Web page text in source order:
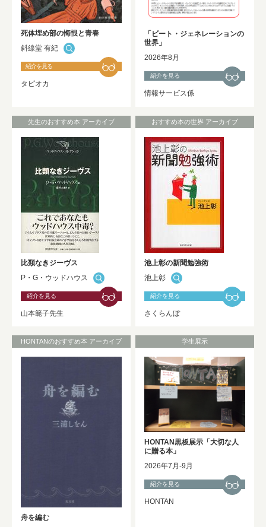
死体埋め部の悔恨と青春
斜線堂 有紀
紹介を見る
タピオカ
「ビート・ジェネレーションの
世界」
2026年8月
紹介を見る
情報サービス係
先生のおすすめ本 アーカイブ
比類なきジーヴス
P・G・ウッドハウス
紹介を見る
山本範子先生
おすすめ本の世界 アーカイブ
池上彰の新聞勉強術
池上彰
紹介を見る
さくらんぼ
HONTANのおすすめ本 アーカイブ
舟を編む
学生展示
HONTAN黒板展示「大切な人
に贈る本」
2026年7月-9月
紹介を見る
HONTAN